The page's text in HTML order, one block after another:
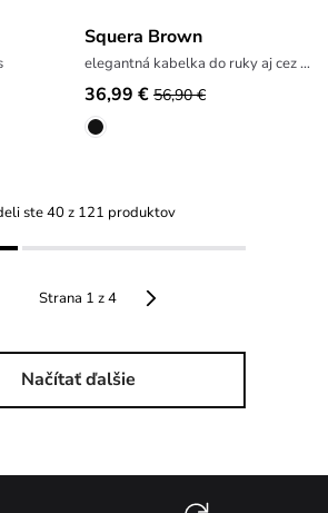
Squera Brown
elegantná kabelka do ruky aj cez rameno
36,99 € 56,90 €
ste 40 z 121 produktov
Strana 1 z 4
Načítať ďalšie